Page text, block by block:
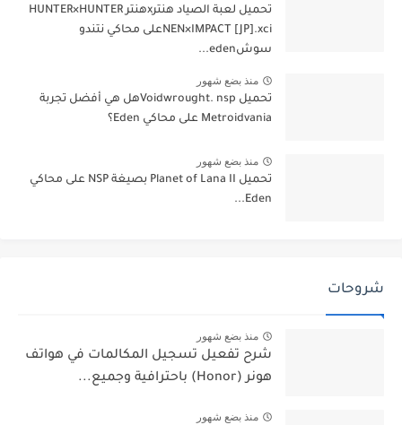
تحميل لعبة الصياد هنترxهنتر HUNTER×HUNTER
NEN×IMPACT [JP].xciعلى محاكي نتندو
سوشeden...
منذ بضع شهور
تحميل Voidwrought. nspهل هي أفضل تجربة
Metroidvania على محاكي Eden؟
منذ بضع شهور
تحميل Planet of Lana II بصيغة NSP على محاكي
Eden...
شروحات
منذ بضع شهور
شرح تفعيل تسجيل المكالمات في هواتف
هونر (Honor) باحترافية وجميع...
منذ بضع شهور